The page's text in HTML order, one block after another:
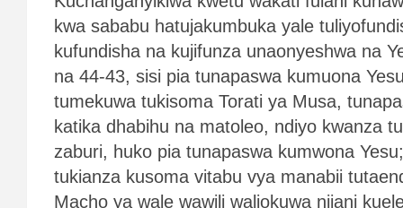
kwa sababu hatujakumbuka yale
kufundisha na kujifunza unaonyeshwa na
na 44-43, sisi pia tunapaswa kumuona
tumekuwa tukisoma Torati ya Musa,
katika dhabihu na matoleo, ndiyo kwanza
zaburi, huko pia tunapaswa kumwona
tukianza kusoma vitabu vya manabii
Macho ya wale wawili waliokuwa njiani